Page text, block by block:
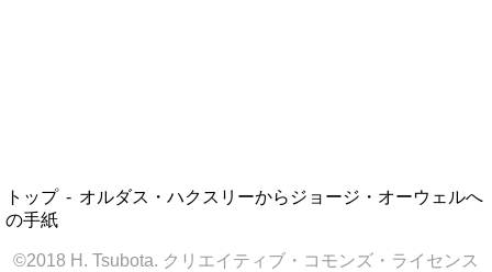
トップ
オルダス・ハクスリーからジョージ・オーウェルへ
の手紙
©2018 H. Tsubota. クリエイティブ・コモンズ・ライセンス